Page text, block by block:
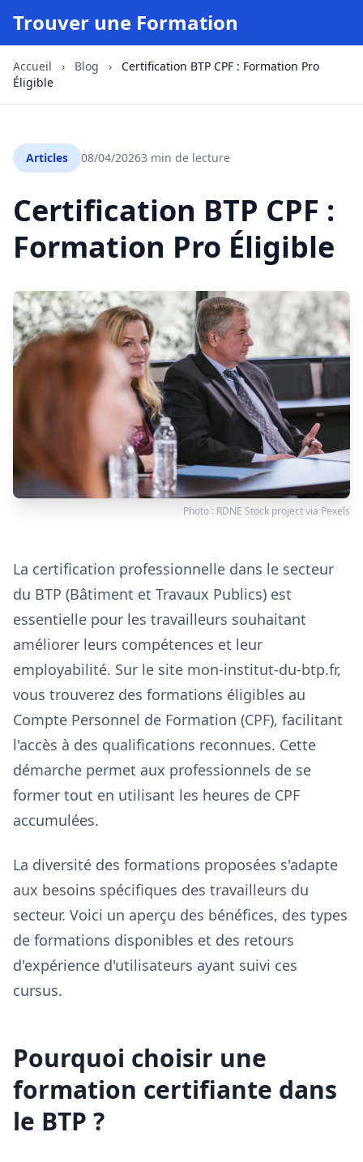
Trouver une Formation
Accueil › Blog ›
Certification BTP CPF : Formation Pro
Éligible
Articles 08/04/20263 min de lecture
Certification BTP CPF :
Formation Pro Éligible
Photo : RDNE Stock projectvia Pexels
La certification professionnelle dans le secteur
du BTP (Bâtiment et Travaux Publics) est
essentielle pour les travailleurs souhaitant
améliorer leurs compétences et leur
employabilité. Sur le site mon-institut-du-btp.fr,
vous trouverez des formations éligibles au
Compte Personnel de Formation (CPF), facilitant
l'accès à des qualifications reconnues. Cette
démarche permet aux professionnels de se
former tout en utilisant les heures de CPF
accumulées.
La diversité des formations proposées s'adapte
aux besoins spécifiques des travailleurs du
secteur. Voici un aperçu des bénéfices, des types
de formations disponibles et des retours
d'expérience d'utilisateurs ayant suivi ces
cursus.
Pourquoi choisir une
formation certifiante dans
le BTP ?